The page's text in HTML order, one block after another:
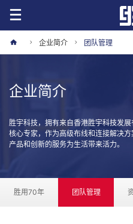
企业简介 团队管理
企业简介
胜宇科技，拥有来自香港胜宇科技发
核心专家，作为高级布线和连接解决
产品和创新的服务为生活带来活力。
胜用70年 团队管理